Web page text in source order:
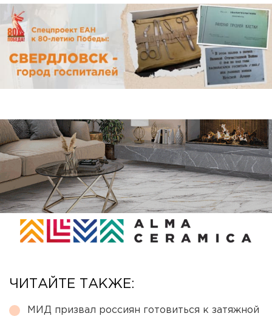
ЧИТАЙТЕ ТАКЖЕ:
МИД призвал россиян готовиться к затяжной